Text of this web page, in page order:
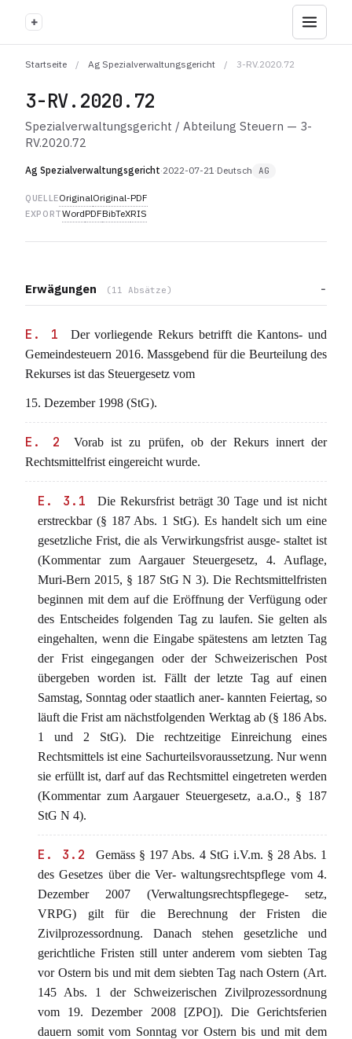
+
Startseite / Ag Spezialverwaltungsgericht / 3-RV.2020.72
3-RV.2020.72
Spezialverwaltungsgericht / Abteilung Steuern — 3-
RV.2020.72
Ag Spezialverwaltungsgericht·2022-07-21·Deutsch AG
QUELLEOriginalOriginal-PDF
EXPORTWordPDFBibTeXRIS
Erwägungen (11 Absätze)
E. 1
Der vorliegende Rekurs betrifft die Kantons- und
Gemeindesteuern 2016. Massgebend für die Beurteilung des
Rekurses ist das Steuergesetz vom
15. Dezember 1998 (StG).
E. 2
Vorab ist zu prüfen, ob der Rekurs innert der
Rechtsmittelfrist eingereicht wurde.
E. 3.1
Die Rekursfrist beträgt 30 Tage und ist nicht
erstreckbar (§ 187 Abs. 1 StG). Es handelt sich um eine
gesetzliche Frist, die als Verwirkungsfrist ausge- staltet ist
(Kommentar zum Aargauer Steuergesetz, 4. Auflage,
Muri-Bern 2015, § 187 StG N 3). Die Rechtsmittelfristen
beginnen mit dem auf die Eröffnung der Verfügung oder
des Entscheides folgenden Tag zu laufen. Sie gelten als
eingehalten, wenn die Eingabe spätestens am letzten Tag
der Frist eingegangen oder der Schweizerischen Post
übergeben worden ist. Fällt der letzte Tag auf einen
Samstag, Sonntag oder staatlich aner- kannten Feiertag, so
läuft die Frist am nächstfolgenden Werktag ab (§ 186 Abs.
1 und 2 StG). Die rechtzeitige Einreichung eines
Rechtsmittels ist eine Sachurteilsvoraussetzung. Nur wenn
sie erfüllt ist, darf auf das Rechtsmittel eingetreten werden
(Kommentar zum Aargauer Steuergesetz, a.a.O., § 187
StG N 4).
E. 3.2
Gemäss § 197 Abs. 4 StG i.V.m. § 28 Abs. 1
des Gesetzes über die Ver- waltungsrechtspflege vom 4.
Dezember 2007 (Verwaltungsrechtspflegege- setz,
VRPG) gilt für die Berechnung der Fristen die
Zivilprozessordnung. Danach stehen gesetzliche und
gerichtliche Fristen still unter anderem vom siebten Tag
vor Ostern bis und mit dem siebten Tag nach Ostern (Art.
145 Abs. 1 der Schweizerischen Zivilprozessordnung
vom 19. Dezember 2008 [ZPO]). Die Gerichtsferien
dauern somit vom Sonntag vor Ostern bis und mit dem